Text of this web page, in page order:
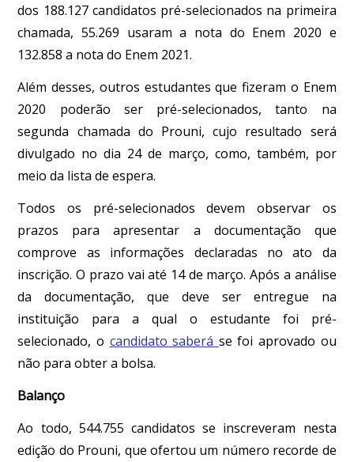
dos 188.127 candidatos pré-selecionados na primeira
chamada, 55.269 usaram a nota do Enem 2020 e
132.858 a nota do Enem 2021.
Além desses, outros estudantes que fizeram o Enem
2020 poderão ser pré-selecionados, tanto na
segunda chamada do Prouni, cujo resultado será
divulgado no dia 24 de março, como, também, por
meio da lista de espera.
Todos os pré-selecionados devem observar os
prazos para apresentar a documentação que
comprove as informações declaradas no ato da
inscrição. O prazo vai até 14 de março. Após a análise
da documentação, que deve ser entregue na
instituição para a qual o estudante foi pré-
selecionado, o candidato saberá se foi aprovado ou
não para obter a bolsa.
Balanço
Ao todo, 544.755 candidatos se inscreveram nesta
edição do Prouni, que ofertou um número recorde de